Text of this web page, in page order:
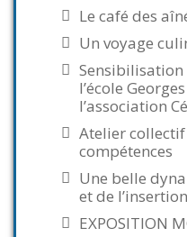
Le café des
Un voyage
l’école
l’association
Atelier
compétences
Une belle
et de
EXPOSITION